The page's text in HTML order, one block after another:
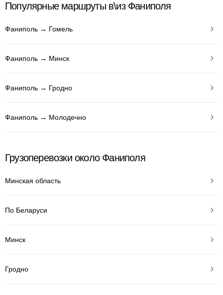
Популярные маршруты в\из Фаниполя
Фаниполь → Гомель
Фаниполь → Минск
Фаниполь → Гродно
Фаниполь → Молодечно
Грузоперевозки около Фаниполя
Минская область
По Беларуси
Минск
Гродно